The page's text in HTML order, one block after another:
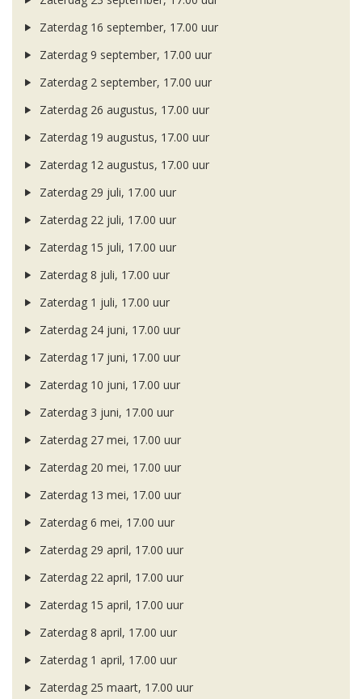
Zaterdag 16 september, 17.00 uur
Zaterdag 9 september, 17.00 uur
Zaterdag 2 september, 17.00 uur
Zaterdag 26 augustus, 17.00 uur
Zaterdag 19 augustus, 17.00 uur
Zaterdag 12 augustus, 17.00 uur
Zaterdag 29 juli, 17.00 uur
Zaterdag 22 juli, 17.00 uur
Zaterdag 15 juli, 17.00 uur
Zaterdag 8 juli, 17.00 uur
Zaterdag 1 juli, 17.00 uur
Zaterdag 24 juni, 17.00 uur
Zaterdag 17 juni, 17.00 uur
Zaterdag 10 juni, 17.00 uur
Zaterdag 3 juni, 17.00 uur
Zaterdag 27 mei, 17.00 uur
Zaterdag 20 mei, 17.00 uur
Zaterdag 13 mei, 17.00 uur
Zaterdag 6 mei, 17.00 uur
Zaterdag 29 april, 17.00 uur
Zaterdag 22 april, 17.00 uur
Zaterdag 15 april, 17.00 uur
Zaterdag 8 april, 17.00 uur
Zaterdag 1 april, 17.00 uur
Zaterdag 25 maart, 17.00 uur